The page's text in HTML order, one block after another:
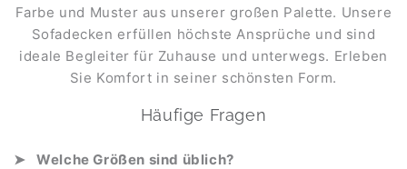
Farbe und Muster aus unserer großen Palette. Unsere
Sofadecken erfüllen höchste Ansprüche und sind
ideale Begleiter für Zuhause und unterwegs. Erleben
Sie Komfort in seiner schönsten Form.
Häufige Fragen
Welche Größen sind üblich?